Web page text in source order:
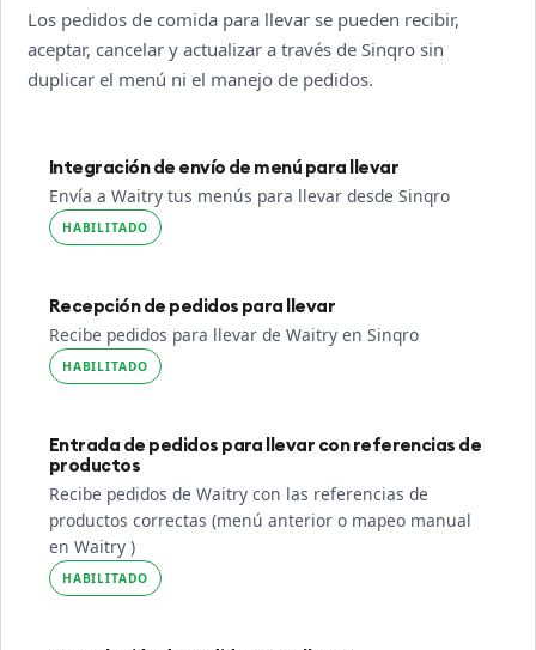
Los pedidos de comida para llevar se pueden recibir,
aceptar, cancelar y actualizar a través de Sinqro sin
duplicar el menú ni el manejo de pedidos.
Integración de envío de menú para llevar
Envía a Waitry tus menús para llevar desde Sinqro
HABILITADO
Recepción de pedidos para llevar
Recibe pedidos para llevar de Waitry en Sinqro
HABILITADO
Entrada de pedidos para llevar con referencias de
productos
Recibe pedidos de Waitry con las referencias de
productos correctas (menú anterior o mapeo manual
en Waitry )
HABILITADO